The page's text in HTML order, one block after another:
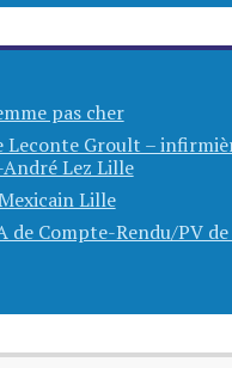
pas cher
Leconte Groult –
Lez Lille
Lille
de Compte-Rendu/PV de